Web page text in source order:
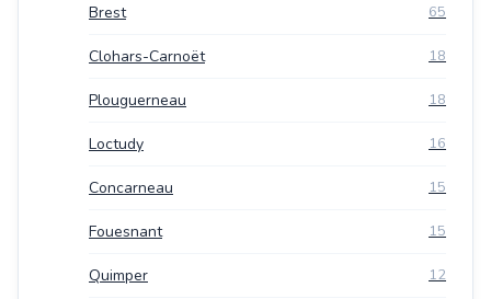
Brest 65
Clohars-Carnoët 18
Plouguerneau 18
Loctudy 16
Concarneau 15
Fouesnant 15
Quimper 12